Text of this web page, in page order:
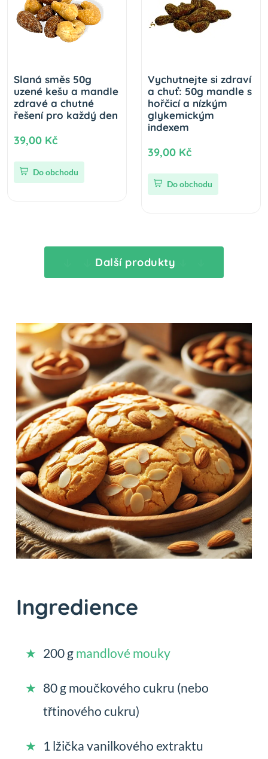
Slaná směs 50g
uzené kešu a mandle
zdravé a chutné
řešení pro každý den
39,00 Kč
Do obchodu
Vychutnejte si zdraví
a chuť: 50g mandle s
hořčicí a nízkým
glykemickým
indexem
39,00 Kč
Do obchodu
Další produkty
Ingredience
200 gmandlové mouky
80 g moučkového cukru (nebo
třtinového cukru)
1 lžička vanilkového extraktu